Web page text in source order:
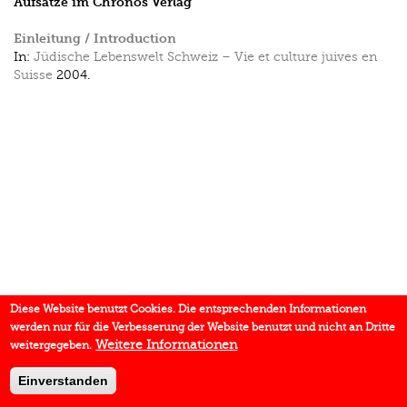
Einleitung / Introduction
In: Jüdische Lebenswelt Schweiz – Vie et culture juives en
Suisse 2004.
Diese Website benutzt Cookies. Die entsprechenden Informationen
werden nur für die Verbesserung der Website benutzt und nicht an Dritte
weitergegeben. Weitere Informationen
Einverstanden